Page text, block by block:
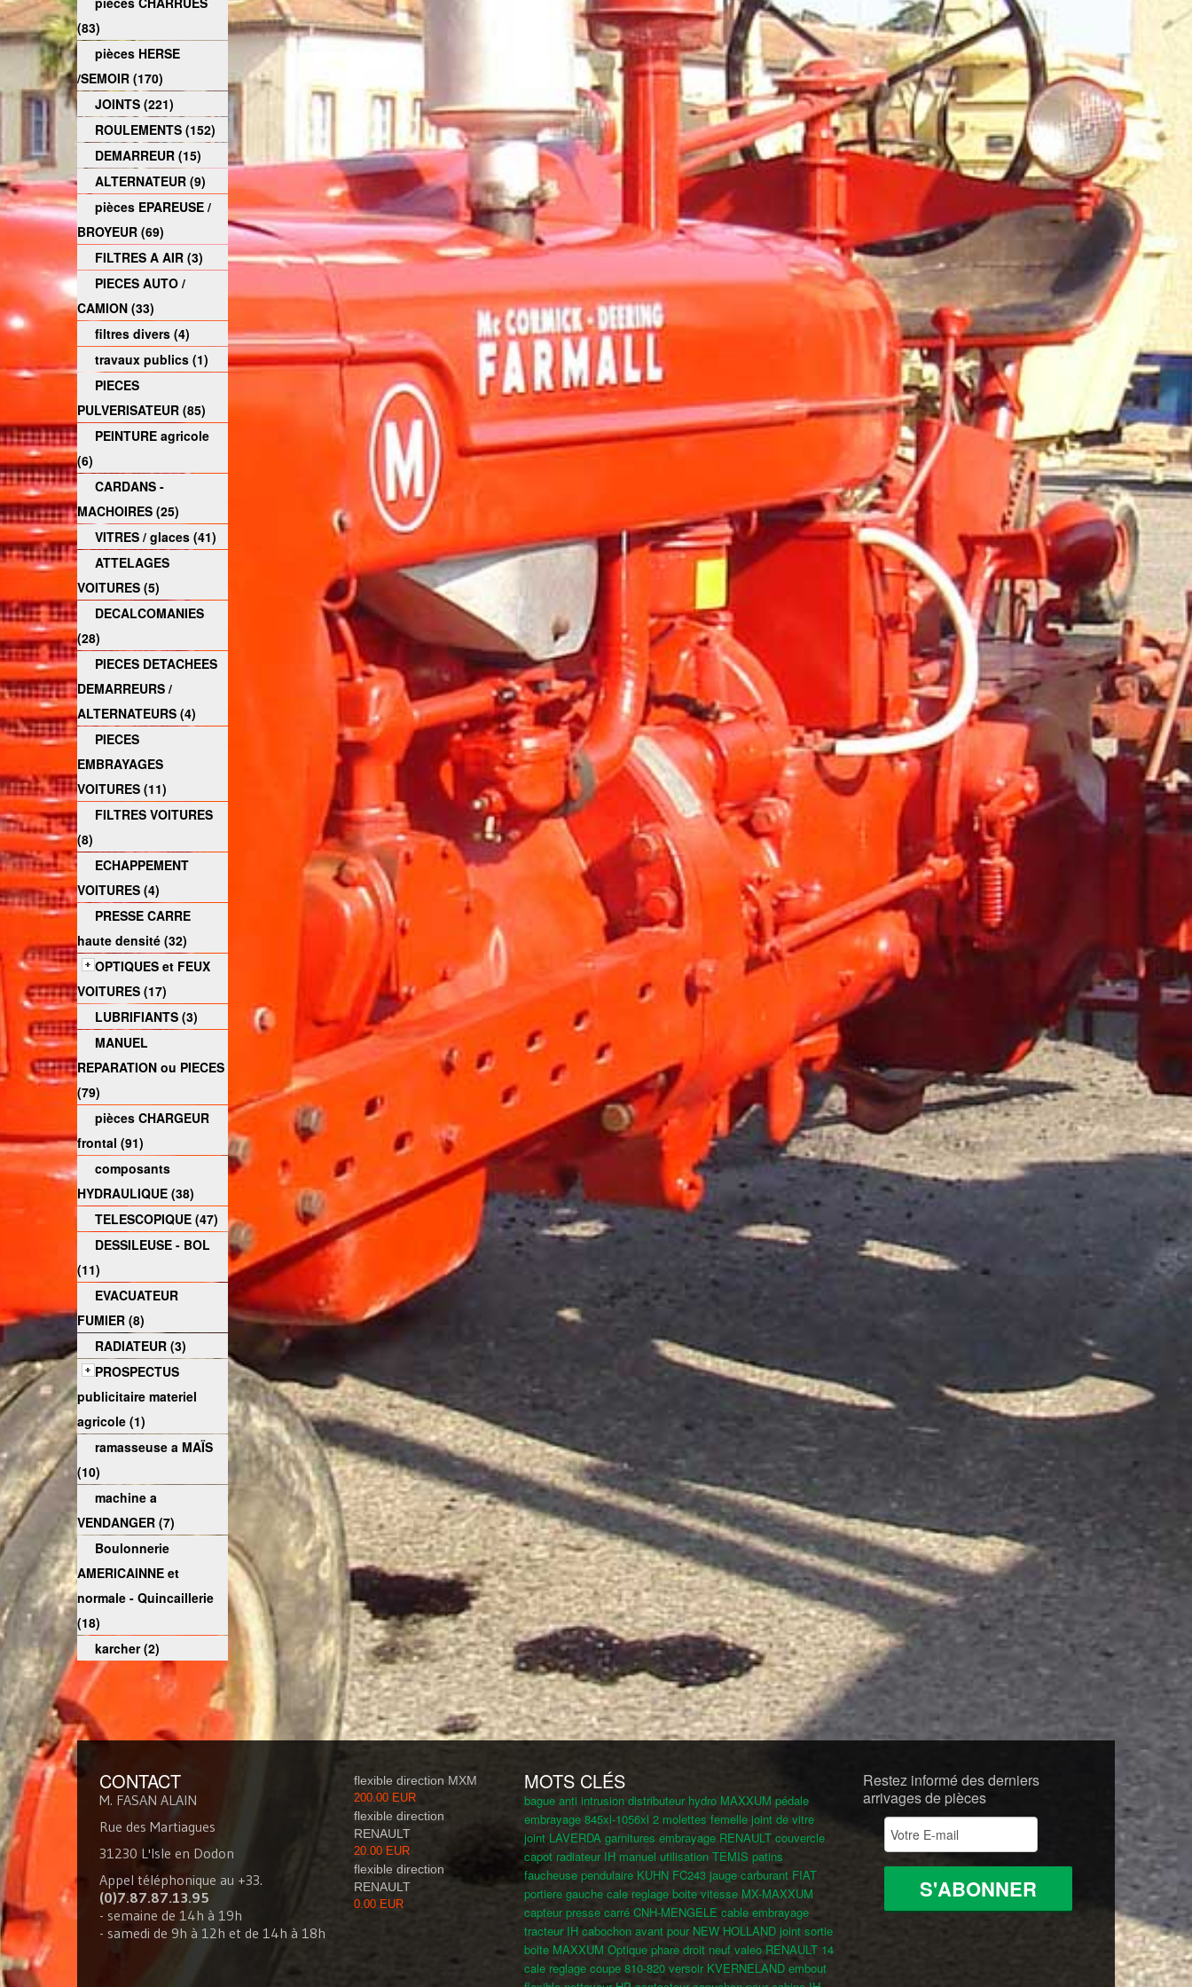
(83)
pièces HERSE
/SEMOIR (170)
JOINTS (221)
ROULEMENTS (152)
DEMARREUR (15)
ALTERNATEUR (9)
pièces EPAREUSE /
BROYEUR (69)
FILTRES A AIR (3)
PIECES AUTO /
CAMION (33)
filtres divers (4)
travaux publics (1)
PIECES
PULVERISATEUR (85)
PEINTURE agricole
(6)
CARDANS -
MACHOIRES (25)
VITRES / glaces (41)
ATTELAGES
VOITURES (5)
DECALCOMANIES
(28)
PIECES DETACHEES
DEMARREURS /
ALTERNATEURS (4)
PIECES
EMBRAYAGES
VOITURES (11)
FILTRES VOITURES
(8)
ECHAPPEMENT
VOITURES (4)
PRESSE CARRE
haute densité (32)
OPTIQUES et FEUX
VOITURES (17)
LUBRIFIANTS (3)
MANUEL
REPARATION ou PIECES
(79)
pièces CHARGEUR
frontal (91)
composants
HYDRAULIQUE (38)
TELESCOPIQUE (47)
DESSILEUSE - BOL
(11)
EVACUATEUR
FUMIER (8)
RADIATEUR (3)
PROSPECTUS
publicitaire materiel
agricole (1)
ramasseuse a MAÏS
(10)
machine a
VENDANGER (7)
Boulonnerie
AMERICAINNE et
normale - Quincaillerie
(18)
karcher (2)
CONTACT
M. FASAN ALAIN
Rue des Martiagues
31230 L'Isle en Dodon
Appel téléphonique au +33.
(0)7.87.87.13.95
- semaine de 14h à 19h
- samedi de 9h à 12h et de 14h à 18h
flexible direction MXM
200.00 EUR
flexible direction
RENAULT
20.00 EUR
flexible direction
RENAULT
0.00 EUR
MOTS CLÉS
bague anti intrusion distributeur hydro MAXXUM pédale
embrayage 845xl-1056xl 2 molettes femelle joint de vitre
joint LAVERDA garnitures embrayage RENAULT couvercle
capot radiateur IH manuel utilisation TEMIS patins
faucheuse pendulaire KUHN FC243 jauge carburant FIAT
portiere gauche cale reglage boite vitesse MX-MAXXUM
capteur presse carré CNH-MENGELE cable embrayage
tracteur IH cabochon avant pour NEW HOLLAND joint sortie
boite MAXXUM Optique phare droit neuf valeo RENAULT 14
cale reglage coupe 810-820 versoir KVERNELAND embout
Restez informé des derniers
arrivages de pièces